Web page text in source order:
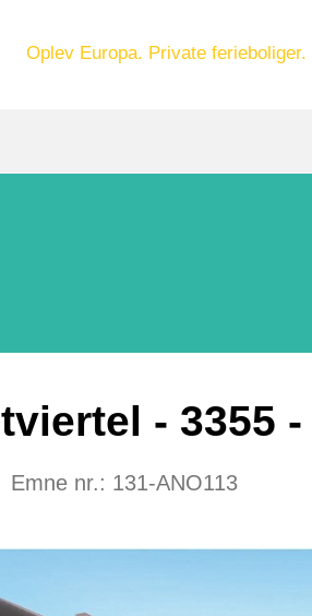
Oplev Europa. Private ferieboliger.
- 3355
Emne nr.: 131-ANO113